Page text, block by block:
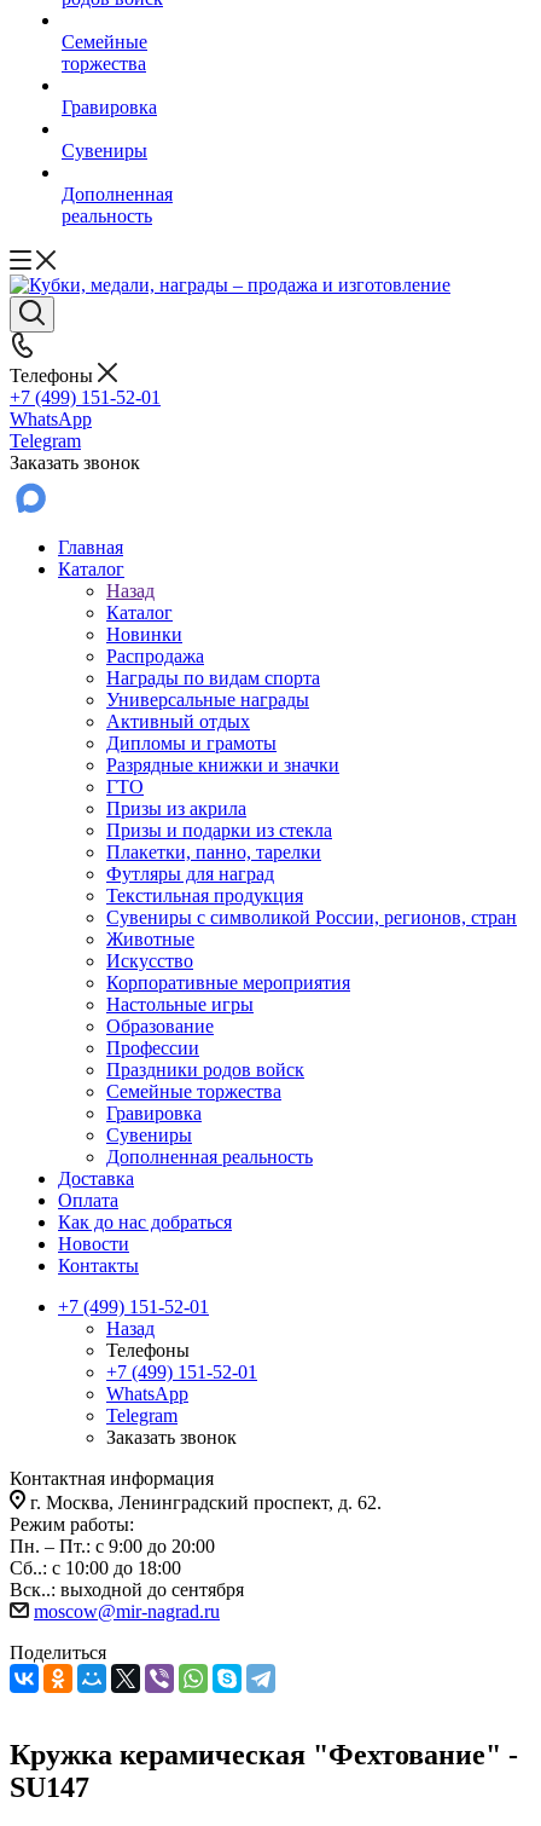
Семейные
торжества
Гравировка
Сувениры
Дополненная
реальность
Телефоны
+7 (499) 151-52-01
WhatsApp
Telegram
Заказать звонок
Главная
Каталог
Назад
Каталог
Новинки
Распродажа
Награды по видам спорта
Универсальные награды
Активный отдых
Дипломы и грамоты
Разрядные книжки и значки
ГТО
Призы из акрила
Призы и подарки из стекла
Плакетки, панно, тарелки
Футляры для наград
Текстильная продукция
Сувениры с символикой России, регионов, стран
Животные
Искусство
Корпоративные мероприятия
Настольные игры
Образование
Профессии
Праздники родов войск
Семейные торжества
Гравировка
Сувениры
Дополненная реальность
Доставка
Оплата
Как до нас добраться
Новости
Контакты
+7 (499) 151-52-01
Назад
Телефоны
+7 (499) 151-52-01
WhatsApp
Telegram
Заказать звонок
Контактная информация
г. Москва, Ленинградский проспект, д. 62.
Режим работы:
Пн. – Пт.: с 9:00 до 20:00
Сб..: с 10:00 до 18:00
Вск..: выходной до сентября
moscow@mir-nagrad.ru
Поделиться
Кружка керамическая "Фехтование" -
SU147